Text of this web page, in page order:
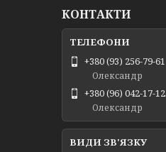
КОНТАКТИ
+380 (93) 256-79-61
Олександр
+380 (96) 042-17-12
Олександр